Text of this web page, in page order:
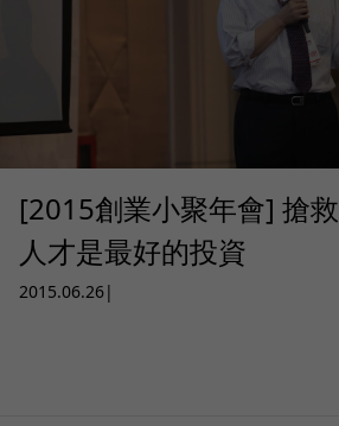
[2015創業小聚年會] 搶
人才是最好的投資
2015.06.26|